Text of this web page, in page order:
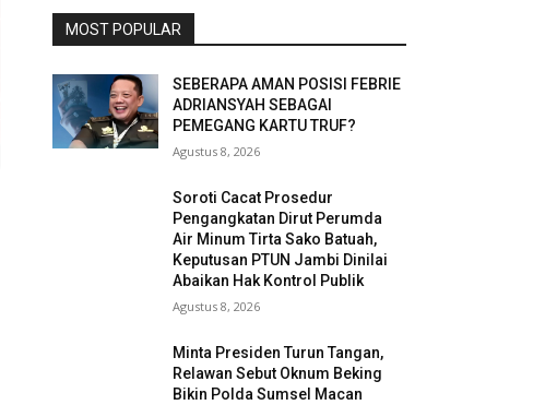
MOST POPULAR
SEBERAPA AMAN POSISI FEBRIE
ADRIANSYAH SEBAGAI
PEMEGANG KARTU TRUF?
Agustus 8, 2026
Soroti Cacat Prosedur
Pengangkatan Dirut Perumda
Air Minum Tirta Sako Batuah,
Keputusan PTUN Jambi Dinilai
Abaikan Hak Kontrol Publik
Agustus 8, 2026
Minta Presiden Turun Tangan,
Relawan Sebut Oknum Beking
Bikin Polda Sumsel Macan